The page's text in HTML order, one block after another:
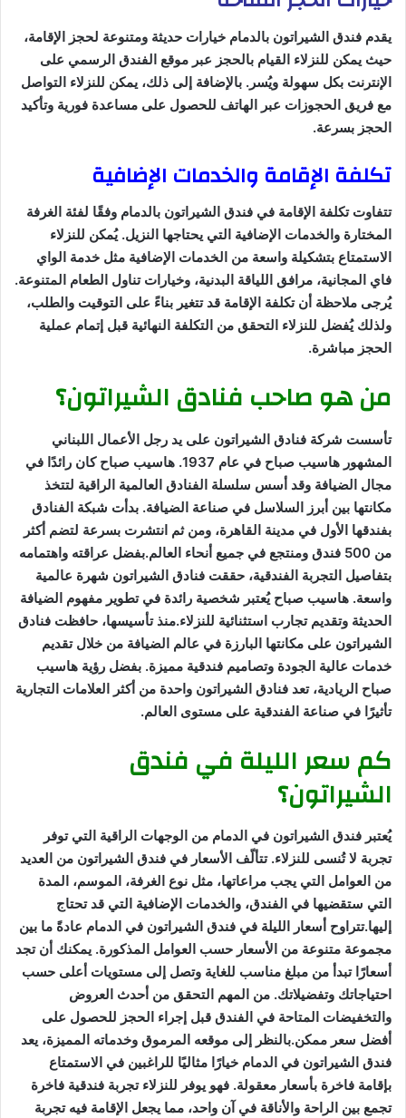
يقدم فندق الشيراتون بالدمام خيارات حديثة ومتنوعة لحجز الإقامة،
حيث يمكن للنزلاء القيام بالحجز عبر موقع الفندق الرسمي على
الإنترنت بكل سهولة ويُسر. بالإضافة إلى ذلك، يمكن للنزلاء التواصل
مع فريق الحجوزات عبر الهاتف للحصول على مساعدة فورية وتأكيد
الحجز بسرعة.
تكلفة الإقامة والخدمات الإضافية
تتفاوت تكلفة الإقامة في فندق الشيراتون بالدمام وفقًا لفئة الغرفة
المختارة والخدمات الإضافية التي يحتاجها النزيل. يُمكن للنزلاء
الاستمتاع بتشكيلة واسعة من الخدمات الإضافية مثل خدمة الواي
فاي المجانية، مرافق اللياقة البدنية، وخيارات تناول الطعام المتنوعة.
يُرجى ملاحظة أن تكلفة الإقامة قد تتغير بناءً على التوقيت والطلب،
ولذلك يُفضل للنزلاء التحقق من التكلفة النهائية قبل إتمام عملية
الحجز مباشرة.
من هو صاحب فنادق الشيراتون؟
تأسست شركة فنادق الشيراتون على يد رجل الأعمال اللبناني
المشهور هاسيب صباح في عام 1937. هاسيب صباح كان رائدًا في
مجال الضيافة وقد أسس سلسلة الفنادق العالمية الراقية لتتخذ
مكانتها بين أبرز السلاسل في صناعة الضيافة. بدأت شبكة الفنادق
بفندقها الأول في مدينة القاهرة، ومن ثم انتشرت بسرعة لتضم أكثر
من 500 فندق ومنتجع في جميع أنحاء العالم.بفضل عراقته واهتمامه
بتفاصيل التجربة الفندقية، حققت فنادق الشيراتون شهرة عالمية
واسعة. هاسيب صباح يُعتبر شخصية رائدة في تطوير مفهوم الضيافة
الحديثة وتقديم تجارب استثنائية للنزلاء.منذ تأسيسها، حافظت فنادق
الشيراتون على مكانتها البارزة في عالم الضيافة من خلال تقديم
خدمات عالية الجودة وتصاميم فندقية مميزة. بفضل رؤية هاسيب
صباح الريادية، تعد فنادق الشيراتون واحدة من أكثر العلامات التجارية
تأثيرًا في صناعة الفندقية على مستوى العالم.
كم سعر الليلة في فندق
الشيراتون؟
يُعتبر فندق الشيراتون في الدمام من الوجهات الراقية التي توفر
تجربة لا تُنسى للنزلاء. تتألّف الأسعار في فندق الشيراتون من العديد
من العوامل التي يجب مراعاتها، مثل نوع الغرفة، الموسم، المدة
التي ستقضيها في الفندق، والخدمات الإضافية التي قد تحتاج
إليها.تتراوح أسعار الليلة في فندق الشيراتون في الدمام عادةً ما بين
مجموعة متنوعة من الأسعار حسب العوامل المذكورة. يمكنك أن تجد
أسعارًا تبدأ من مبلغ مناسب للغاية وتصل إلى مستويات أعلى حسب
احتياجاتك وتفضيلاتك. من المهم التحقق من أحدث العروض
والتخفيضات المتاحة في الفندق قبل إجراء الحجز للحصول على
أفضل سعر ممكن.بالنظر إلى موقعه المرموق وخدماته المميزة، يعد
فندق الشيراتون في الدمام خيارًا مثاليًا للراغبين في الاستمتاع
بإقامة فاخرة بأسعار معقولة. فهو يوفر للنزلاء تجربة فندقية فاخرة
تجمع بين الراحة والأناقة في آن واحد، مما يجعل الإقامة فيه تجربة